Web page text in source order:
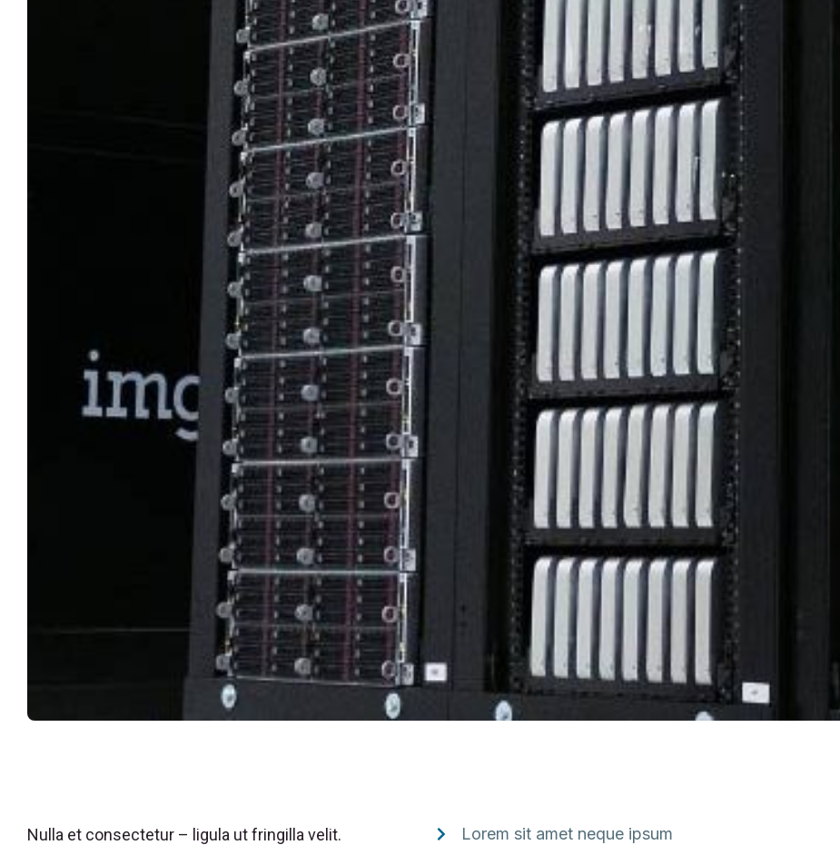
Nulla et consectetur – ligula ut fringilla velit.
Lorem sit amet neque ipsum